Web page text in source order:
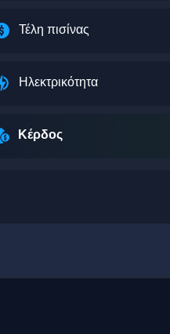
Τέλη πισίνας
Ηλεκτρικότητα
Κέρδος